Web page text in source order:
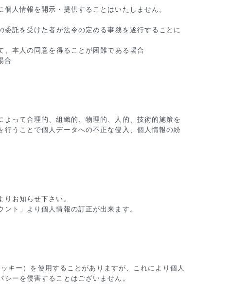
人情報を開示・提供することはいたしません。
託を受けた者が法令の定める事務を遂行することに
本人の同意を得ることが困難である場合
合
って合理的、組織的、物理的、人的、技術的施策を
うことで個人データへの不正な侵入、個人情報の紛
お知らせ下さい。
ト」より個人情報の訂正が出来ます。
キー）を使用することがありますが、これにより個人
ーを侵害することはございません。